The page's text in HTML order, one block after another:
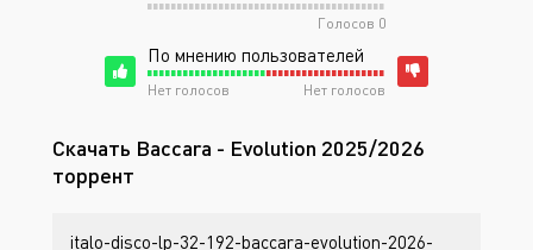
Голосов 0
По мнению пользователей
Нет голосов Нет голосов
Скачать Baccara - Evolution 2025/2026
торрент
italo-disco-lp-32-192-baccara-evolution-2026-